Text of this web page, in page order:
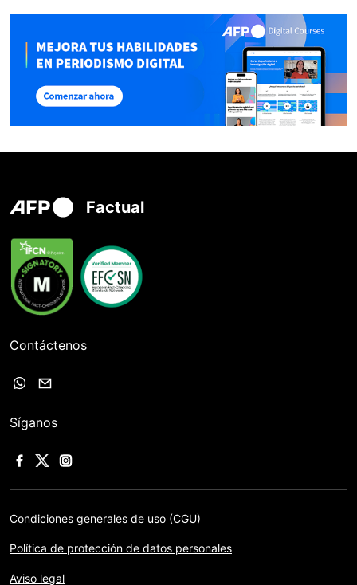
Factual
Contáctenos
Síganos
Condiciones generales de uso (CGU)
Política de protección de datos personales
Aviso legal